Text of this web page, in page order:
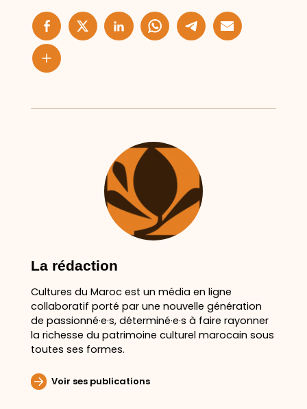
La rédaction
Cultures du Maroc est un média en ligne
collaboratif porté par une nouvelle génération
de passionné·e·s, déterminé·e·s à faire rayonner
la richesse du patrimoine culturel marocain sous
toutes ses formes.
Voir ses publications